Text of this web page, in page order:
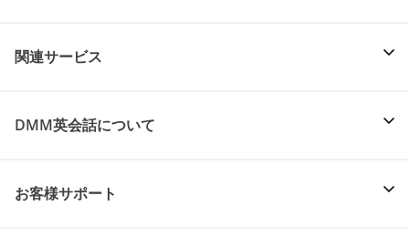
関連サービス
DMM英会話について
お客様サポート